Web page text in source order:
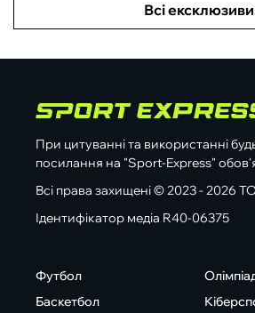
Всі ексклюзиви
При цитуванні та використанні
посилання на "Sport-Express"
Всі права захищені © 2023 - 2026
Ідентифікатор медіа R40-06375
Футбол
Баскетбол